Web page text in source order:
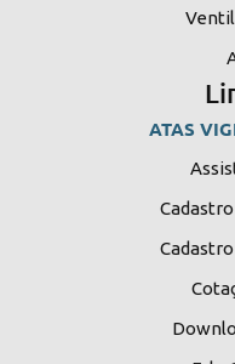
ATAS